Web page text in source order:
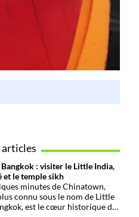
: visiter le Little India,
et le temple sikh
minutes de Chinatown,
connu sous le nom de Little
est le cœur historique de